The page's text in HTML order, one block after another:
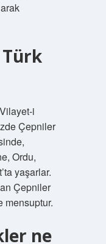
i
Çepniler
Ordu,
yaşarlar.
Çepniler
mensuptur.
ne